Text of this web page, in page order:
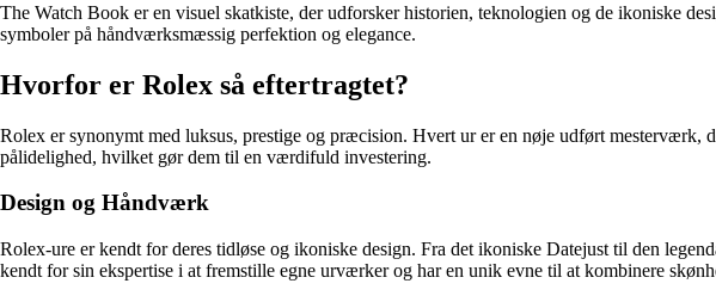
The Watch Book er en visuel skatkiste, der udforsker historien, teknologien og de ikoniske
symboler på håndværksmæssig perfektion og elegance.
Hvorfor er Rolex så eftertragtet?
Rolex er synonymt med luksus, prestige og præcision. Hvert ur er en nøje udført mesterværk,
pålidelighed, hvilket gør dem til en værdifuld investering.
Design og Håndværk
Rolex-ure er kendt for deres tidløse og ikoniske design. Fra det ikoniske Datejust til den
kendt for sin ekspertise i at fremstille egne urværker og har en unik evne til at kombinere